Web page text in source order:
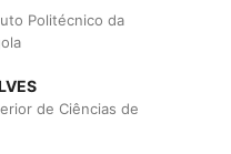
Politécnico da
de Ciências de